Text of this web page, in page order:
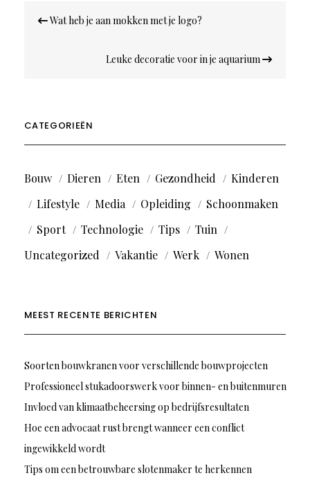
navigatie
Wat heb je aan mokken met je logo?
Leuke decoratie voor in je aquarium
CATEGORIEËN
Bouw Dieren Eten Gezondheid
Kinderen
Lifestyle
Media Opleiding
Schoonmaken
Sport
Technologie Tips
Tuin
Uncategorized
Vakantie Werk Wonen
MEEST RECENTE BERICHTEN
Soorten bouwkranen voor verschillende bouwprojecten
Professioneel stukadoorswerk voor binnen- en buitenmuren
Invloed van klimaatbeheersing op bedrijfsresultaten
Hoe een advocaat rust brengt wanneer een conflict
ingewikkeld wordt
Tips om een betrouwbare slotenmaker te herkennen